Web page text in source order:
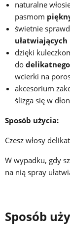
naturalne
pasmom
świetnie
ułatwiających
dzięki
do delikatnego
wcierki na
akcesorium
ślizga się w
Sposób użycia:
Czesz włosy
W wypadku, gdy
na nią spray
Sposób